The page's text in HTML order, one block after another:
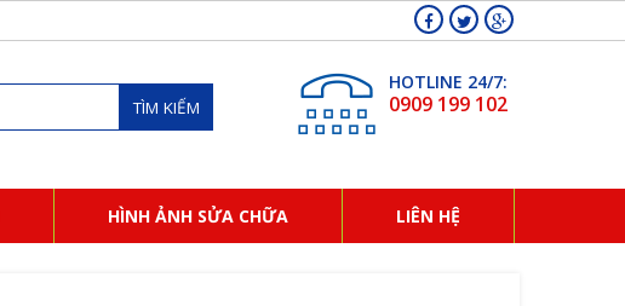
TÌM KIẾM
HOTLINE 24/7:
0909 199 102
HÌNH ẢNH SỬA CHỮA LIÊN HỆ